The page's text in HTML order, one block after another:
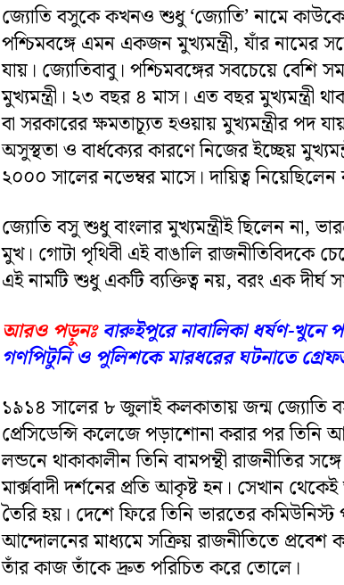
জ্যোতি বসুকে কখনও শুধু ‘জ্যোতি’ নামে
পশ্চিমবঙ্গে এমন একজন মুখ্যমন্ত্রী, যাঁর নামের
যায়। জ্যোতিবাবু। পশ্চিমবঙ্গের সবচেয়ে বেশি
মুখ্যমন্ত্রী। ২৩ বছর ৪ মাস। এত বছর মুখ্যমন্ত্রী
বা সরকারের ক্ষমতাচ্যূত হওয়ায় মুখ্যমন্ত্রীর পদ
অসুস্থতা ও বার্ধক্যের কারণে নিজের ইচ্ছেয়
২০০০ সালের নভেম্বর মাসে। দায়িত্ব নিয়েছিলেন
জ্যোতি বসু শুধু বাংলার মুখ্যমন্ত্রীই ছিলেন না,
মুখ। গোটা পৃথিবী এই বাঙালি রাজনীতিবিদকে
এই নামটি শুধু একটি ব্যক্তিত্ব নয়, বরং এক দীর্ঘ
আরও পড়ুনঃ বারুইপুরে নাবালিকা ধর্ষণ-খুনে
গণপিটুনি ও পুলিশকে মারধরের ঘটনাতে
১৯১৪ সালের ৮ জুলাই কলকাতায় জন্ম জ্যোতি
প্রেসিডেন্সি কলেজে পড়াশোনা করার পর তিনি
লন্ডনে থাকাকালীন তিনি বামপন্থী রাজনীতির
মার্ক্সবাদী দর্শনের প্রতি আকৃষ্ট হন। সেখান
তৈরি হয়। দেশে ফিরে তিনি ভারতের কমিউনিস্ট
আন্দোলনের মাধ্যমে সক্রিয় রাজনীতিতে প্রবেশ
তাঁর কাজ তাঁকে দ্রুত পরিচিত করে তোলে।